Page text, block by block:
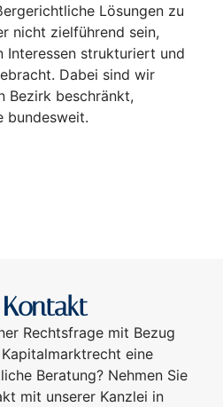
Lösungen zu
nicht zielführend sein,
Interessen strukturiert und
Dabei sind wir
Bezirk beschränkt,
bundesweit.
Rechtsfrage mit Bezug
eine
Beratung? Nehmen Sie
mit unserer Kanzlei in